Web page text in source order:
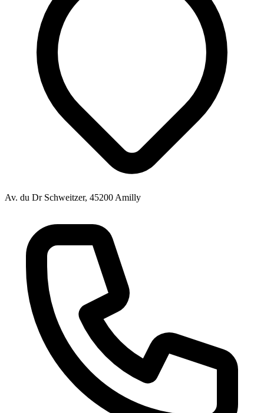
Av. du Dr Schweitzer, 45200 Amilly